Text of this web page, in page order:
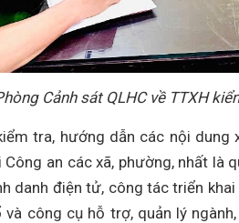
Cảnh sát QLHC về TTXH
tra, hướng dẫn các nội dung
an các xã, phường, nhất là
danh điện tử, công tác triển
và công cụ hỗ trợ, quản lý